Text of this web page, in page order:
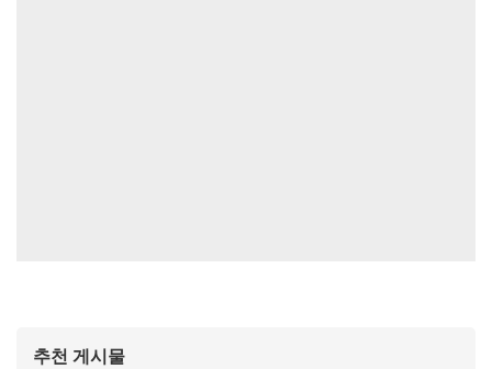
추천 게시물